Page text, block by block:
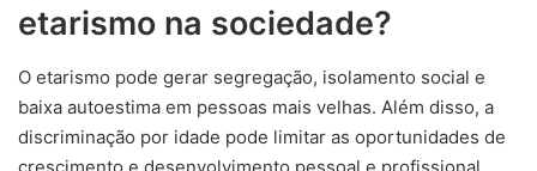
etarismo na sociedade?
O etarismo pode gerar segregação, isolamento social e
baixa autoestima em pessoas mais velhas. Além disso, a
discriminação por idade pode limitar as oportunidades de
crescimento e desenvolvimento pessoal e profissional